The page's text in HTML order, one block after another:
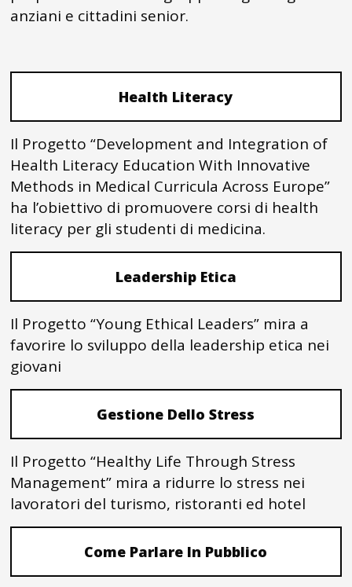
anziani e cittadini senior.
Health Literacy
Il Progetto “Development and Integration of
Health Literacy Education With Innovative
Methods in Medical Curricula Across Europe”
ha l’obiettivo di promuovere corsi di health
literacy per gli studenti di medicina.
Leadership Etica
Il Progetto “Young Ethical Leaders” mira a
favorire lo sviluppo della leadership etica nei
giovani
Gestione Dello Stress
Il Progetto “Healthy Life Through Stress
Management” mira a ridurre lo stress nei
lavoratori del turismo, ristoranti ed hotel
Come Parlare In Pubblico